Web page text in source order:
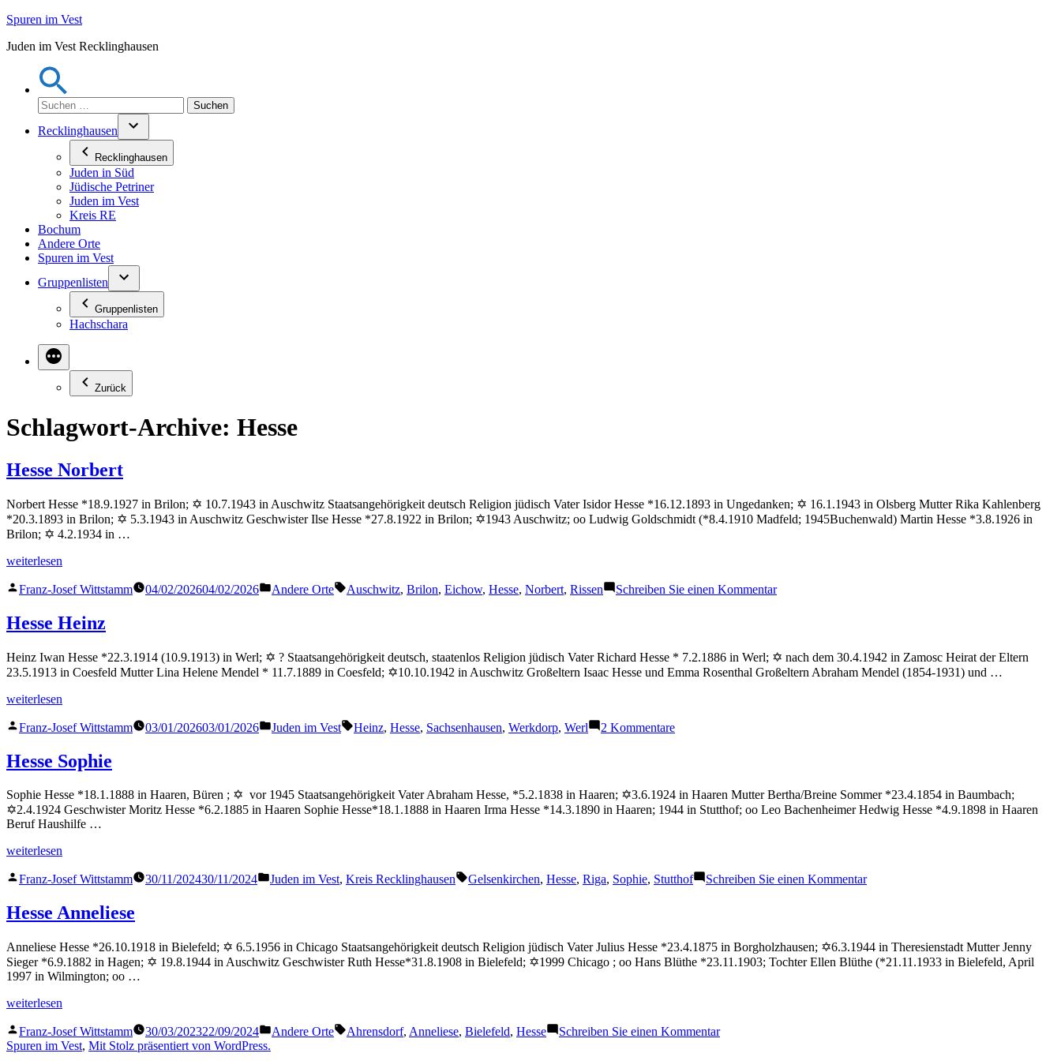
Zum
springen
Spuren im Vest
Juden im Vest Recklinghausen
Suchen
nach:
Recklinghausen
Recklinghausen
Juden in Süd
Jüdische Petriner
Juden im Vest
Kreis RE
Bochum
Andere Orte
Spuren im Vest
Gruppenlisten
Gruppenlisten
Hachschara
Zurück
Schlagwort-Archive: Hesse
Hesse Norbert
Norbert Hesse *18.9.1927 in Brilon; ✡ 10.7.1943 in Auschwitz Staatsangehörigkeit deutsch Religion jüdisch Vater Isidor Hesse *16.12.1893 in Ungedanken; ✡ 16.1.1943 in Olsberg Mutter Rika Kahlenberg
*20.3.1893 in Brilon; ✡ 5.3.1943 in Auschwitz Geschwister Ilse Hesse *27.8.1922 in Brilon; ✡1943 Auschwitz; oo Ludwig Goldschmidt (*8.4.1910 Madfeld; 1945Buchenwald) Martin Hesse *3.8.1926 in
Brilon; ✡ 4.2.1934 in …
„Hesse
weiterlesen
Veröffentlicht
Franz-Josef Wittstamm 04/02/202604/02/2026
Veröffentlicht
Andere Orte Schlagwörter:
Auschwitz, Brilon, Eichow, Hesse, Norbert, Rissen Schreiben Sie einen Kommentarzu
Hesse Heinz
Heinz Iwan Hesse *22.3.1914 (10.9.1913) in Werl; ✡ ? Staatsangehörigkeit deutsch, staatenlos Religion jüdisch Vater Richard Hesse * 7.2.1886 in Werl; ✡ nach dem 30.4.1942 in Zamosc Heirat der Eltern
23.5.1913 in Coesfeld Mutter Lina Helene Mendel * 11.7.1889 in Coesfeld; ✡10.10.1942 in Auschwitz Großeltern Isaac Hesse und Emma Rosenthal Großeltern Abraham Mendel (1854-1931) und …
„Hesse
weiterlesen
Veröffentlicht
Franz-Josef Wittstamm 03/01/202603/01/2026
Veröffentlicht
Juden im Vest Schlagwörter:
Heinz, Hesse, Sachsenhausen, Werkdorp, Werl 2 Kommentarezu
Hesse Sophie
Sophie Hesse *18.1.1888 in Haaren, Büren ; ✡ vor 1945 Staatsangehörigkeit Vater Abraham Hesse, *5.2.1838 in Haaren; ✡3.6.1924 in Haaren Mutter Bertha/Breine Sommer *23.4.1854 in Baumbach;
✡2.4.1924 Geschwister Moritz Hesse *6.2.1885 in Haaren Sophie Hesse*18.1.1888 in Haaren Irma Hesse *14.3.1890 in Haaren; 1944 in Stutthof; oo Leo Bachenheimer Hedwig Hesse *4.9.1898 in Haaren
Beruf Haushilfe …
„Hesse
weiterlesen
Veröffentlicht
Franz-Josef Wittstamm 30/11/202430/11/2024
Veröffentlicht
Juden im Vest, Kreis Recklinghausen Schlagwörter:
Gelsenkirchen, Hesse, Riga, Sophie, Stutthof Schreiben Sie einen Kommentarzu
Hesse Anneliese
Anneliese Hesse *26.10.1918 in Bielefeld; ✡ 6.5.1956 in Chicago Staatsangehörigkeit deutsch Religion jüdisch Vater Julius Hesse *23.4.1875 in Borgholzhausen; ✡6.3.1944 in Theresienstadt Mutter Jenny
Sieger *6.9.1882 in Hagen; ✡ 19.8.1944 in Auschwitz Geschwister Ruth Hesse*31.8.1908 in Bielefeld; ✡1999 Chicago ; oo Hans Blüthe *23.11.1903; Tochter Ellen Blüthe (*21.11.1933 in Bielefeld, April
1997 in Wilmington; oo …
„Hesse
weiterlesen
Veröffentlicht
von
Franz-Josef Wittstamm 30/03/202322/09/2024
Veröffentlicht
Andere Orte Schlagwörter:
Ahrensdorf, Anneliese, Bielefeld, Hesse Schreiben Sie einen Kommentarzu
Spuren im Vest, Mit Stolz präsentiert von WordPress.